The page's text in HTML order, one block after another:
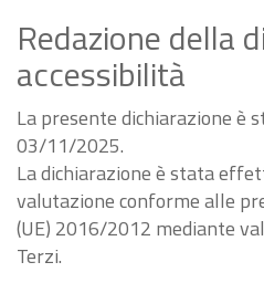
Redazione della
accessibilità
La presente dichiarazione è
03/11/2025.
La dichiarazione è stata
valutazione conforme alle
(UE) 2016/2012 mediante
Terzi.